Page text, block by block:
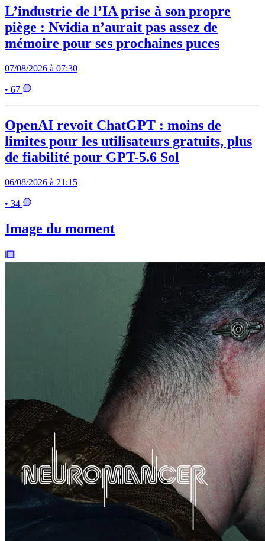
L’industrie de l’IA prise à son propre
piège : Nvidia n’aurait pas assez de
mémoire pour ses prochaines puces
07/08/2026 à 07:30
• 67
OpenAI revoit ChatGPT : moins de
limites pour les utilisateurs gratuits, plus
de fiabilité pour GPT-5.6 Sol
06/08/2026 à 21:15
• 34
Image du moment